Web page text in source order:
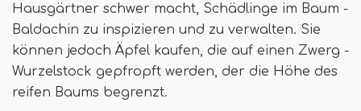
Hausgärtner schwer macht, Schädlinge im Baum -
Baldachin zu inspizieren und zu verwalten. Sie
können jedoch Äpfel kaufen, die auf einen Zwerg -
Wurzelstock gepfropft werden, der die Höhe des
reifen Baums begrenzt.